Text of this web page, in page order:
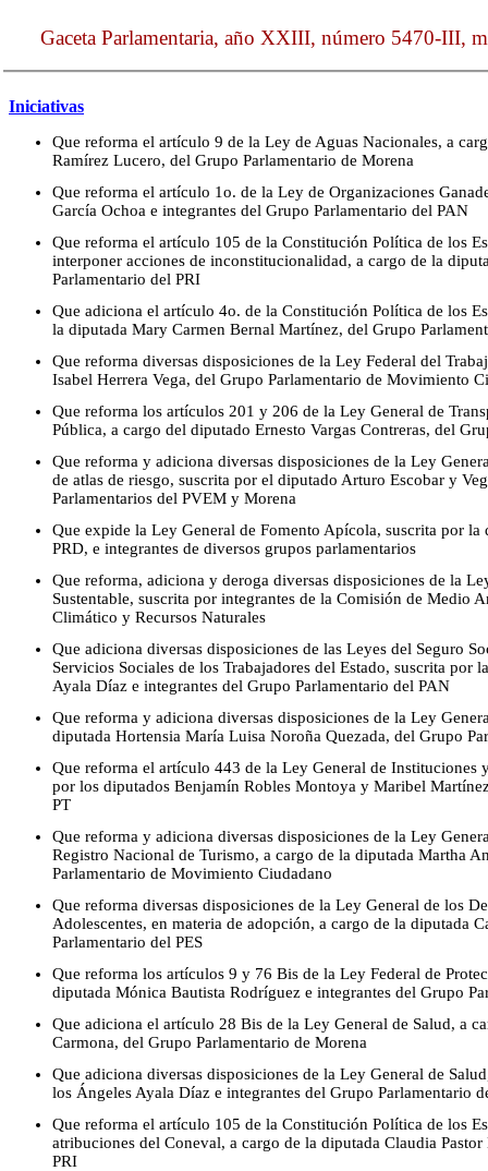
Gaceta Parlamentaria, año XXIII, número 5470-III,
Iniciativas
Que reforma el artículo 9 de la Ley de Aguas Nacionales, a
Ramírez Lucero, del Grupo Parlamentario de Morena
Que reforma el artículo 1o. de la Ley de Organizaciones
García Ochoa e integrantes del Grupo Parlamentario del PAN
Que reforma el artículo 105 de la Constitución Política de los
interponer acciones de inconstitucionalidad, a cargo de la
Parlamentario del PRI
Que adiciona el artículo 4o. de la Constitución Política de los
la diputada Mary Carmen Bernal Martínez, del Grupo
Que reforma diversas disposiciones de la Ley Federal del
Isabel Herrera Vega, del Grupo Parlamentario de Movimiento
Que reforma los artículos 201 y 206 de la Ley General de
Pública, a cargo del diputado Ernesto Vargas Contreras, del
Que reforma y adiciona diversas disposiciones de la Ley
de atlas de riesgo, suscrita por el diputado Arturo Escobar y
Parlamentarios del PVEM y Morena
Que expide la Ley General de Fomento Apícola, suscrita por
PRD, e integrantes de diversos grupos parlamentarios
Que reforma, adiciona y deroga diversas disposiciones de la
Sustentable, suscrita por integrantes de la Comisión de Medio
Climático y Recursos Naturales
Que adiciona diversas disposiciones de las Leyes del Seguro
Servicios Sociales de los Trabajadores del Estado, suscrita por
Ayala Díaz e integrantes del Grupo Parlamentario del PAN
Que reforma y adiciona diversas disposiciones de la Ley
diputada Hortensia María Luisa Noroña Quezada, del Grupo
Que reforma el artículo 443 de la Ley General de Instituciones
por los diputados Benjamín Robles Montoya y Maribel
PT
Que reforma y adiciona diversas disposiciones de la Ley
Registro Nacional de Turismo, a cargo de la diputada Martha
Parlamentario de Movimiento Ciudadano
Que reforma diversas disposiciones de la Ley General de los
Adolescentes, en materia de adopción, a cargo de la diputada
Parlamentario del PES
Que reforma los artículos 9 y 76 Bis de la Ley Federal de
diputada Mónica Bautista Rodríguez e integrantes del Grupo
Que adiciona el artículo 28 Bis de la Ley General de Salud, a
Carmona, del Grupo Parlamentario de Morena
Que adiciona diversas disposiciones de la Ley General de
los Ángeles Ayala Díaz e integrantes del Grupo Parlamentario
Que reforma el artículo 105 de la Constitución Política de los
atribuciones del Coneval, a cargo de la diputada Claudia
PRI